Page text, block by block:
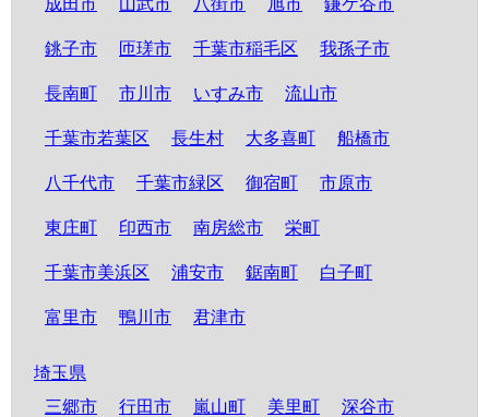
成田市 山武市 八街市 旭市 鎌ケ谷市
銚子市 匝瑳市 千葉市稲毛区 我孫子市
長南町 市川市 いすみ市 流山市
千葉市若葉区 長生村 大多喜町 船橋市
八千代市 千葉市緑区 御宿町 市原市
東庄町 印西市 南房総市 栄町
千葉市美浜区 浦安市 鋸南町 白子町
富里市 鴨川市 君津市
埼玉県
三郷市
行田市 嵐山町 美里町 深谷市